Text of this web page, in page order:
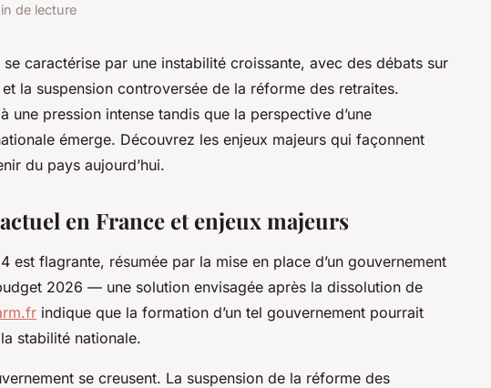
de lecture
caractérise par une instabilité croissante, avec des débats sur
la suspension controversée de la réforme des retraites.
une pression intense tandis que la perspective d’une
émerge. Découvrez les enjeux majeurs qui façonnent
du pays aujourd’hui.
en France et enjeux majeurs
est flagrante, résumée par la mise en place d’un gouvernement
2026 — une solution envisagée après la dissolution de
indique que la formation d’un tel gouvernement pourrait
stabilité nationale.
se creusent. La suspension de la réforme des